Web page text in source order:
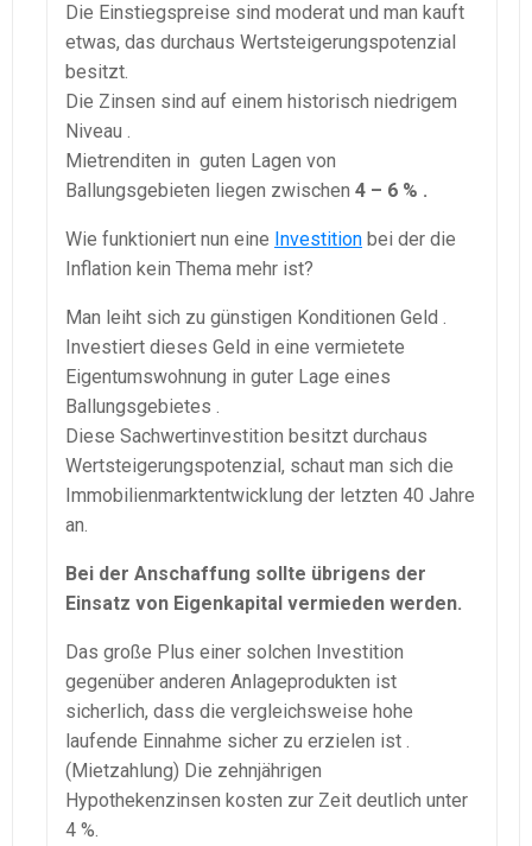
Die Einstiegspreise sind moderat und man kauft
etwas, das durchaus Wertsteigerungspotenzial
besitzt.
Die Zinsen sind auf einem historisch niedrigem
Niveau .
Mietrenditen in guten Lagen von
Ballungsgebieten liegen zwischen 4 – 6 % .
Wie funktioniert nun eine Investition bei der die
Inflation kein Thema mehr ist?
Man leiht sich zu günstigen Konditionen Geld .
Investiert dieses Geld in eine vermietete
Eigentumswohnung in guter Lage eines
Ballungsgebietes .
Diese Sachwertinvestition besitzt durchaus
Wertsteigerungspotenzial, schaut man sich die
Immobilienmarktentwicklung der letzten 40 Jahre
an.
Bei der Anschaffung sollte übrigens der
Einsatz von Eigenkapital vermieden werden.
Das große Plus einer solchen Investition
gegenüber anderen Anlageprodukten ist
sicherlich, dass die vergleichsweise hohe
laufende Einnahme sicher zu erzielen ist .
(Mietzahlung) Die zehnjährigen
Hypothekenzinsen kosten zur Zeit deutlich unter
4 %.